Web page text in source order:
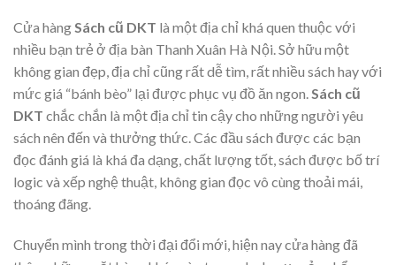
Cửa hàngSách cũ DKT là một địa chỉ khá quen thuộc với
nhiều bạn trẻ ở địa bàn Thanh Xuân Hà Nội. Sở hữu một
không gian đẹp, địa chỉ cũng rất dễ tìm, rất nhiều sách hay với
mức giá “bánh bèo” lại được phục vụ đồ ăn ngon.Sách cũ
DKT chắc chắn là một địa chỉ tin cậy cho những người yêu
sách nên đến và thưởng thức. Các đầu sách được các bạn
đọc đánh giá là khá đa dạng, chất lượng tốt, sách được bố trí
logic và xếp nghệ thuật, không gian đọc vô cùng thoải mái,
thoáng đãng.
Chuyển mình trong thời đại đổi mới, hiện nay cửa hàng đã